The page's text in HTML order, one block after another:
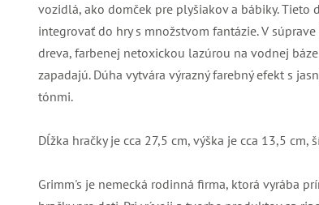
vozidlá, ako domček pre plyšiakov a bábiky. Tieto
integrovať do hry s množstvom fantázie. V
dreva, farbenej netoxickou lazúrou na vodnej
zapadajú. Dúha vytvára výrazný farebný efekt s
tónmi.
Dĺžka hračky je cca 27,5 cm, výška je cca 13,5
Grimm's je nemecká rodinná firma, ktorá vyrába